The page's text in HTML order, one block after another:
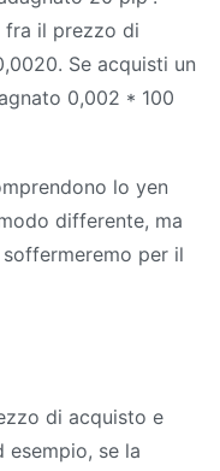
fra il prezzo di
Se acquisti un
0,002 * 100
lo yen
differente, ma
per il
di acquisto e
esempio, se la